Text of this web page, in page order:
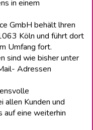
in einem
GmbH behält lhren
Köln und führt dort
Umfang fort.
sind wie bisher unter
Adressen
allen Kunden und
auf eine weiterhin